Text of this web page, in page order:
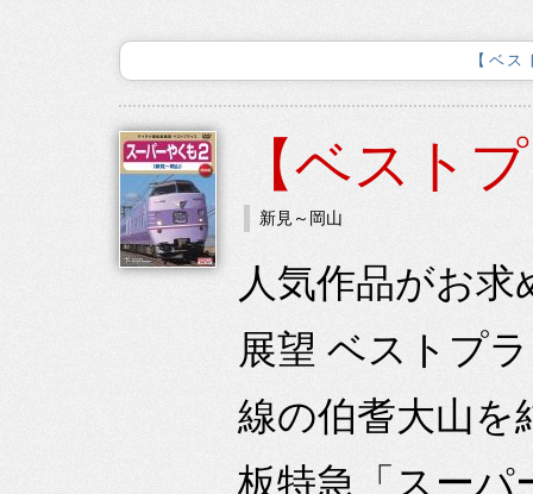
【ベ
【ベスト
新見～岡山
人気作品がお
展望 ベストプ
線の伯耆大山を
板特急「スーパ